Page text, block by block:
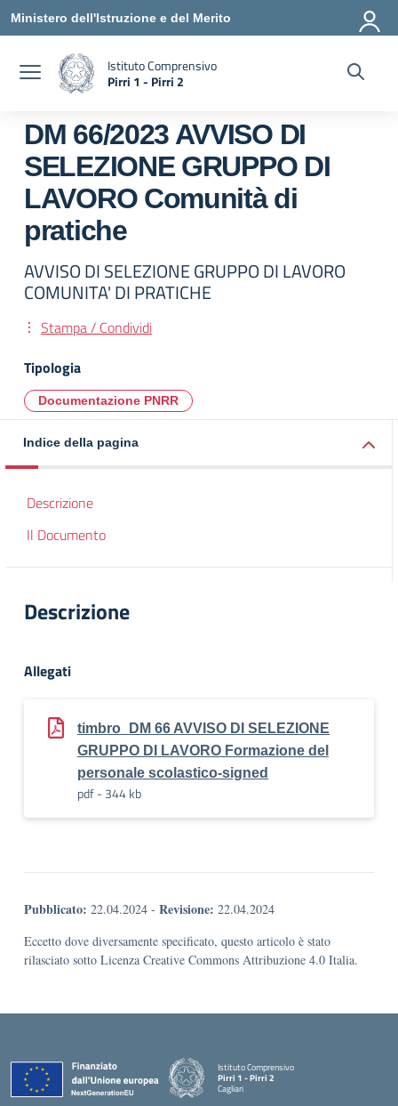
Vai ai contenuti
Vai al menu di navigazione
Vai al footer
Ministero dell'Istruzione e del Merito
Istituto Comprensivo
Pirri 1 - Pirri 2
DM 66/2023 AVVISO DI
SELEZIONE GRUPPO DI
LAVORO Comunità di
pratiche
AVVISO DI SELEZIONE GRUPPO DI LAVORO
COMUNITA' DI PRATICHE
Stampa / Condividi
Tipologia
Documentazione PNRR
Indice della pagina
Descrizione
Il Documento
Descrizione
Allegati
timbro_DM 66 AVVISO DI SELEZIONE
GRUPPO DI LAVORO Formazione del
personale scolastico-signed
pdf - 344 kb
Pubblicato: 22.04.2024 - Revisione: 22.04.2024
Eccetto dove diversamente specificato, questo articolo è stato
rilasciato sotto Licenza Creative Commons Attribuzione 4.0 Italia.
Istituto Comprensivo
Pirri 1 - Pirri 2
Cagliari
— Visita la pagina iniziale della scuola